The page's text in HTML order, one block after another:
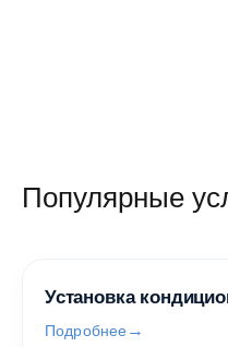
Популярные
Установка
Подробнее